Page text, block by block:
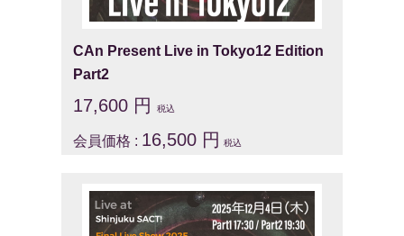
CAn Present Live in Tokyo12 Edition
Part2
17,600 円税込
会員価格 : 16,500 円 税込